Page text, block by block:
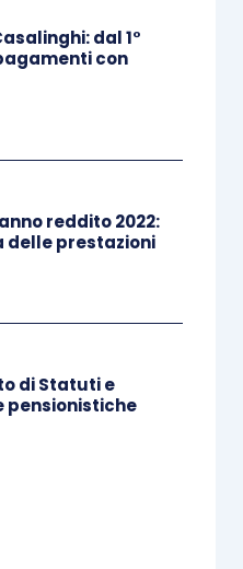
dal 1°
con
reddito 2022:
delle prestazioni
di Statuti e
pensionistiche